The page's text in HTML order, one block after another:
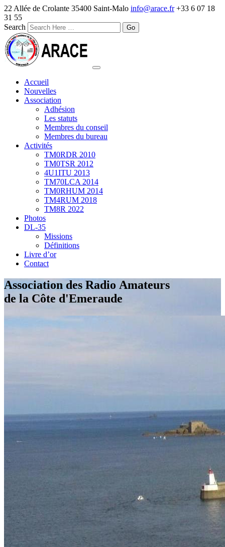
22 Allée de Crolante 35400 Saint-Malo info@arace.fr +33 6 07 18
31 55
Search
Accueil
Nouvelles
Association
Adhésion
Les statuts
Membres du conseil
Membres du bureau
Activités
TM0RDR 2010
TM0TSR 2012
4U1ITU 2013
TM70LCA 2014
TM0RHUM 2014
TM4RUM 2018
TM8R 2022
Photos
DL-35
Missions
Définitions
Livre d’or
Contact
Association des Radio Amateurs
de la Côte d'Emeraude